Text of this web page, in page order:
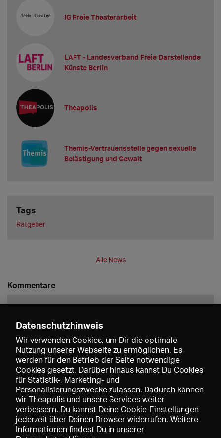
IG Freie Theaterarbeit
LAFT - Landesverband Freie Darstellende
Künste Berlin
Theapolis
Themis-Vertrauensstelle gegen sexuelle
Belästigung und Gewalt
Tags
Ratgeber
Alle News
Kommentare
Speichern
Datenschutzhinweis
Wir verwenden Cookies, um Dir die optimale
Nutzung unserer Webseite zu ermöglichen. Es
werden für den Betrieb der Seite notwendige
Cookies gesetzt. Darüber hinaus kannst Du Cookies
für Statistik-, Marketing- und
Personalisierungszwecke zulassen. Dadurch können
wir Theapolis und unsere Services weiter
verbessern. Du kannst Deine Cookie-Einstellungen
jederzeit über Deinen Browser widerrufen. Weitere
Informationen findest Du in unserer